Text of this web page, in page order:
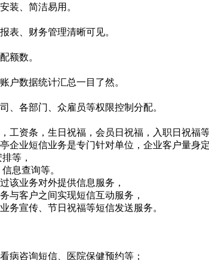
装、简洁易用。
表、财务管理清晰可见。
额数。
户数据统计汇总一目了然。
、各部门、众雇员等权限控制分配。
工资条，生日祝福，会员日祝福，入职日祝福等
企业短信业务是专门针对单位，企业客户量身
等，
息查询等。
该业务对外提供信息服务，
与客户之间实现短信互动服务，
务宣传、节日祝福等短信发送服务。
病咨询短信、医院保健预约等；